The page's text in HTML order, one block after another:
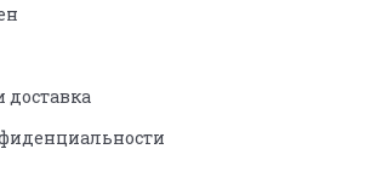
доставка